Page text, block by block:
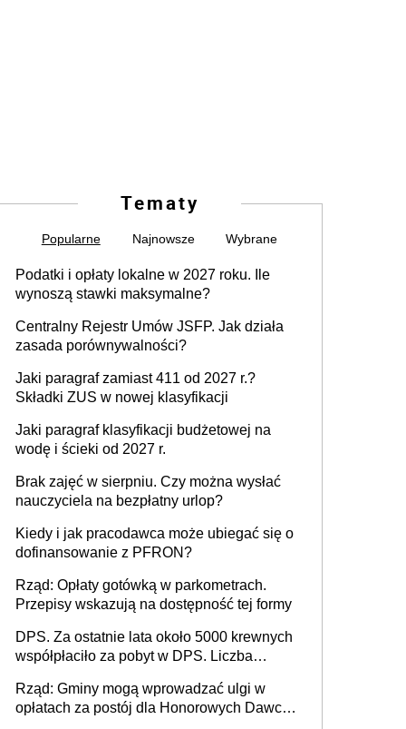
Tematy
Popularne Najnowsze Wybrane
Podatki i opłaty lokalne w 2027 roku. Ile
wynoszą stawki maksymalne?
Centralny Rejestr Umów JSFP. Jak działa
zasada porównywalności?
Jaki paragraf zamiast 411 od 2027 r.?
Składki ZUS w nowej klasyfikacji
Jaki paragraf klasyfikacji budżetowej na
wodę i ścieki od 2027 r.
Brak zajęć w sierpniu. Czy można wysłać
nauczyciela na bezpłatny urlop?
Kiedy i jak pracodawca może ubiegać się o
dofinansowanie z PFRON?
Rząd: Opłaty gotówką w parkometrach.
Przepisy wskazują na dostępność tej formy
DPS. Za ostatnie lata około 5000 krewnych
współpłaciło za pobyt w DPS. Liczba
Rząd: Gminy mogą wprowadzać ulgi w
opłatach za postój dla Honorowych Dawców